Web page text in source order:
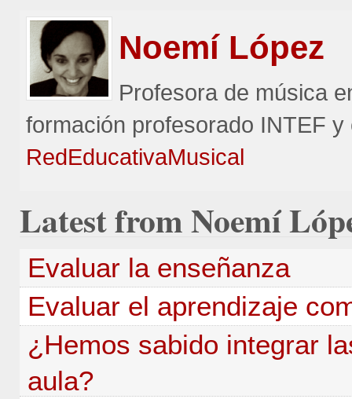
NoemíLópez
Profesora de música
formación profesorado INTEF
RedEducativaMusical
Latestfrom Noemí
Evaluar la enseñanza
Evaluar el aprendizaje
¿Hemos sabido integrar
aula?